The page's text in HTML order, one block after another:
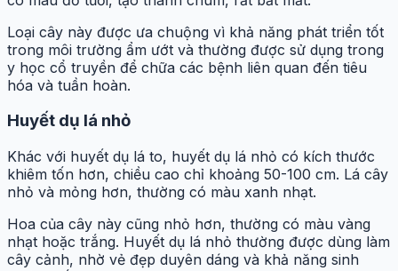
Loại cây này được ưa chuộng vì khả năng phát triển tốt
trong môi trường ẩm ướt và thường được sử dụng trong
y học cổ truyền để chữa các bệnh liên quan đến tiêu
hóa và tuần hoàn.
Huyết dụ lá nhỏ
Khác với huyết dụ lá to, huyết dụ lá nhỏ có kích thước
khiêm tốn hơn, chiều cao chỉ khoảng 50-100 cm. Lá cây
nhỏ và mỏng hơn, thường có màu xanh nhạt.
Hoa của cây này cũng nhỏ hơn, thường có màu vàng
nhạt hoặc trắng. Huyết dụ lá nhỏ thường được dùng làm
cây cảnh, nhờ vẻ đẹp duyên dáng và khả năng sinh